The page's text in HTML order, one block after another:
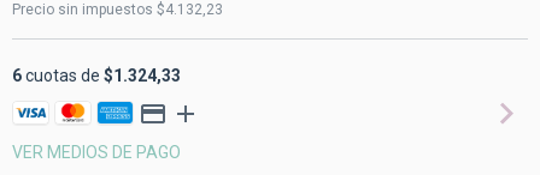
Precio sin impuestos $4.132,23
6cuotas de $1.324,33
VER MEDIOS DE PAGO